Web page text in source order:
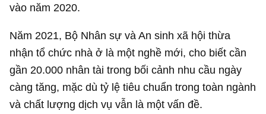
vào năm 2020.
Năm 2021, Bộ Nhân sự và An sinh xã hội thừa
nhận tổ chức nhà ở là một nghề mới, cho biết cần
gần 20.000 nhân tài trong bối cảnh nhu cầu ngày
càng tăng, mặc dù tỷ lệ tiêu chuẩn trong toàn ngành
và chất lượng dịch vụ vẫn là một vấn đề.